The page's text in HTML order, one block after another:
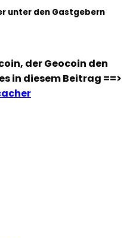
unter den Gastgebern
der Geocoin den
in diesem Beitrag ==>